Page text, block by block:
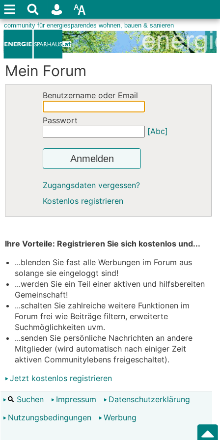
Mein Forum
Benutzername oder Email
Passwort
[Abc]
Anmelden
Zugangsdaten vergessen?
Kostenlos registrieren
Ihre Vorteile: Registrieren Sie sich kostenlos und...
...blenden Sie fast alle Werbungen im Forum aus
solange sie eingeloggt sind!
...werden Sie ein Teil einer aktiven und hilfsbereiten
Gemeinschaft!
...schalten Sie zahlreiche weitere Funktionen im
Forum frei wie Beiträge filtern, erweiterte
Suchmöglichkeiten uvm.
...senden Sie persönliche Nachrichten an andere
Mitglieder (wird automatisch nach einiger Zeit
aktiven Communitylebens freigeschaltet).
Jetzt kostenlos registrieren
Suchen Impressum
Datenschutzerklärung
Nutzungsbedingungen
Werbung